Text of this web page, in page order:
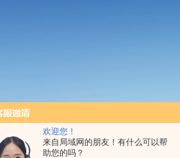
欢迎您！
来自局域网的朋友！有什么可以帮
助您的吗？
首页> 产品展示>预制直埋保温管管道